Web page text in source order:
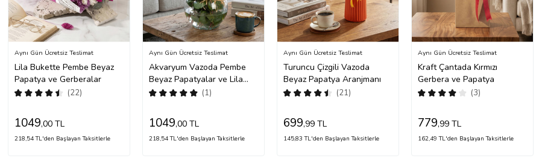
Lila Bukette Pembe Beyaz
Papatya ve Gerberalar
(22)
Aynı Gün Ücretsiz Teslimat
1049,00 TL
218,54 TL'den Başlayan Taksitlerle
Akvaryum Vazoda Pembe
Beyaz Papatyalar ve Lila
Güller
(1)
Aynı Gün Ücretsiz Teslimat
1049,00 TL
218,54 TL'den Başlayan Taksitlerle
Turuncu Çizgili Vazoda
Beyaz Papatya Aranjmanı
(21)
Aynı Gün Ücretsiz Teslimat
699,99 TL
145,83 TL'den Başlayan Taksitlerle
Kraft Çantada Kırmızı
Gerbera ve Papatya
(3)
Aynı Gün Ücretsiz Teslimat
779,99 TL
162,49 TL'den Başlayan Taksitlerle